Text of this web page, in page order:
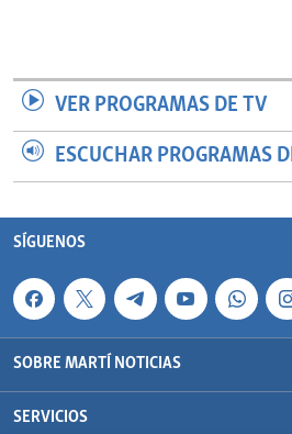
VER PROGRAMAS DE TV
ESCUCHAR PROGRAMAS
SÍGUENOS
SOBRE MARTÍ NOTICIAS
SERVICIOS